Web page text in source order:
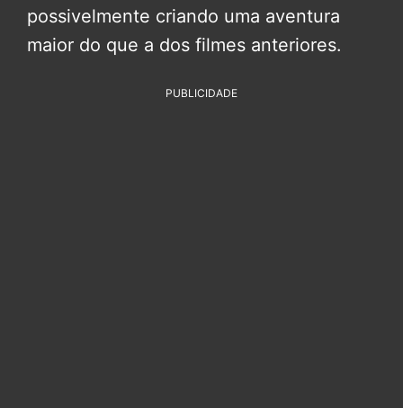
possivelmente criando uma aventura
maior do que a dos filmes anteriores.
PUBLICIDADE